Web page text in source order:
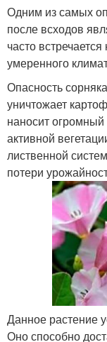
Одним из самых
после всходов
часто
умеренного
Опасность
уничтожает
наносит
активной
лиственной
потери
Данное растение
Оно способно